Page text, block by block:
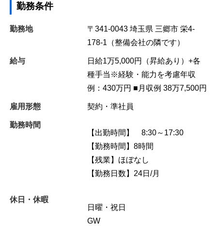
勤務条件
勤務地 〒341-0043 埼玉県 三郷市 栄4-
178-1（整備会社の隣です）
給与
日給1万5,000円（昇給あり）+各
種手当※経験・能力を考慮年収
例：430万円 ■月収例 38万7,500円
雇用形態 契約・準社員
勤務時間
【出勤時間】 8:30～17:30
【勤務時間】8時間
【残業】ほぼなし
【勤務日数】24日/月
休日・休暇
日曜・祝日
GW